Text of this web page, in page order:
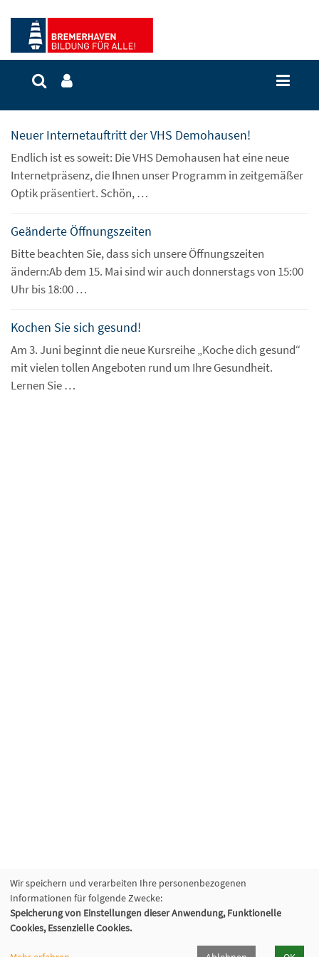
Neuer Internetauftritt der VHS Demohausen!
Endlich ist es soweit: Die VHS Demohausen hat eine neue
Internetpräsenz, die Ihnen unser Programm in zeitgemäßer
Optik präsentiert. Schön, …
Geänderte Öffnungszeiten
Bitte beachten Sie, dass sich unsere Öffnungszeiten
ändern:Ab dem 15. Mai sind wir auch donnerstags von 15:00
Uhr bis 18:00 …
Kochen Sie sich gesund!
Am 3. Juni beginnt die neue Kursreihe „Koche dich gesund“
mit vielen tollen Angeboten rund um Ihre Gesundheit.
Lernen Sie …
Wir speichern und verarbeiten Ihre personenbezogenen
Informationen für folgende Zwecke:
Speicherung von Einstellungen dieser Anwendung, Funktionelle
Cookies, Essenzielle Cookies.